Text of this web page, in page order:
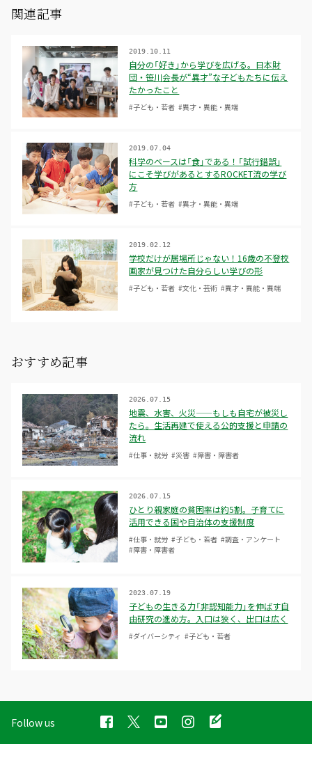
関連記事
自分の「好き」から学びを広げる。日本財
団・笹川会長が“異才”な子どもたちに伝え
たかったこと
2019.10.11
#子ども・若者 #異才・異能・異端
科学のベースは「食」である！「試行錯誤」
にこそ学びがあるとするROCKET流の学び
方
2019.07.04
#子ども・若者 #異才・異能・異端
学校だけが居場所じゃない！16歳の不登校
画家が見つけた自分らしい学びの形
2019.02.12
#子ども・若者 #文化・芸術 #異才・異能・異端
おすすめ記事
地震、水害、火災——もしも自宅が被災し
たら。生活再建で使える公的支援と申請の
流れ
2026.07.15
#仕事・就労 #災害 #障害・障害者
ひとり親家庭の貧困率は約5割。子育てに
活用できる国や自治体の支援制度
2026.07.15
#仕事・就労 #子ども・若者 #調査・アンケート
#障害・障害者
子どもの生きる力「非認知能力」を伸ばす自
由研究の進め方。入口は狭く、出口は広く
2023.07.19
#ダイバーシティ #子ども・若者
Follow us